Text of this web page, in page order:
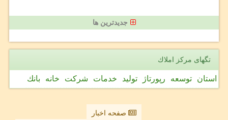
جدیدترین ها
تگهای مركز املاك
استان توسعه رپورتاژ تولید خدمات شركت خانه بانك
صفحه اخبار